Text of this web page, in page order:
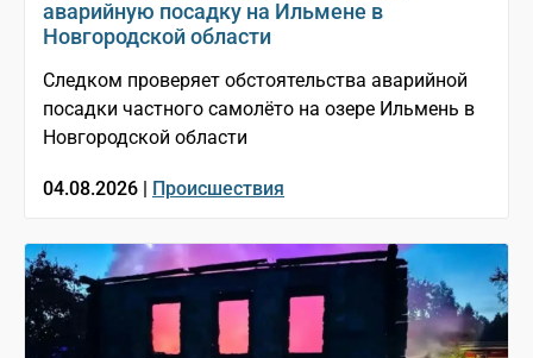
аварийную посадку на Ильмене в
Новгородской области
Следком проверяет обстоятельства аварийной
посадки частного самолёто на озере Ильмень в
Новгородской области
04.08.2026 | Происшествия